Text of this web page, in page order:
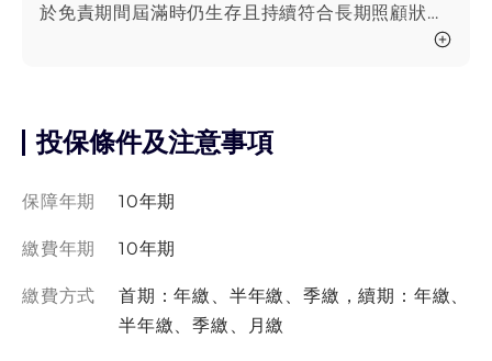
於免責期間屆滿時仍生存且持續符合長期照顧狀態
者；或致成保單條款附表所列永久完全失能程度之
金」,且本契約有效期間內合計給付一次為限。
「完全失能分期保險金」與「長期照顧分期保險
險金」與「完全失能分期保險金」，兩者僅給付一
投保條件及注意事項
保障年期 10年期
繳費年期 10年期
繳費方式
首期：年繳、半年繳、季繳，續期：年繳、
半年繳、季繳、月繳